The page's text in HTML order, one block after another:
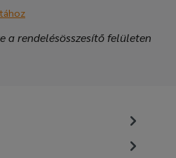
a rendelésösszesítő felületen